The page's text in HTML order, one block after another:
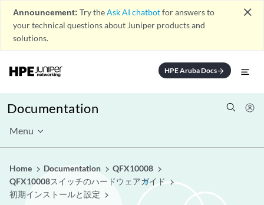
Announcement: Try theAsk AI chatbotfor answers to
your technical questions about Juniper products and
solutions.
close
HPE Aruba Docsarrow_forward
Documentation
Menu
Home Documentation
QFX10008
QFX10008スイッチのハードウェアガイド
初期インストールと設定